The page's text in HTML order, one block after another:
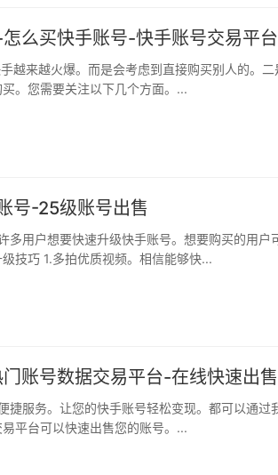
么买快手账号-快手账号交易平台
。您需要关注以下几个方面。...
号-25级账号出售
技巧 1.多拍优质视频。相信能够快...
账号数据交易平台-在线快速出售
平台可以快速出售您的账号。...